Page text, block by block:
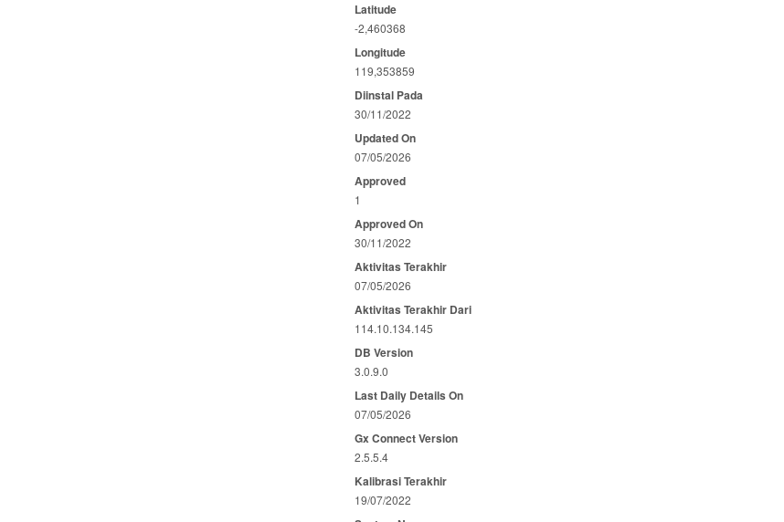
Latitude
-2,460368
Longitude
119,353859
Diinstal Pada
30/11/2022
Updated On
07/05/2026
Approved
1
Approved On
30/11/2022
Aktivitas Terakhir
07/05/2026
Aktivitas Terakhir Dari
114.10.134.145
DB Version
3.0.9.0
Last Daily Details On
07/05/2026
Gx Connect Version
2.5.5.4
Kalibrasi Terakhir
19/07/2022